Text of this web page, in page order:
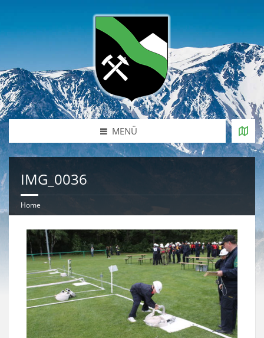
MENÜ
IMG_0036
Home